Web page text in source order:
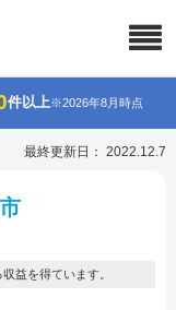
件以上※2026年8月時点
最終更新日： 2022.12.7
益を得ています。